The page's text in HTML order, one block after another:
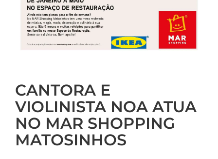
CANTORA E
VIOLINISTA NOA ATUA
NO MAR SHOPPING
MATOSINHOS